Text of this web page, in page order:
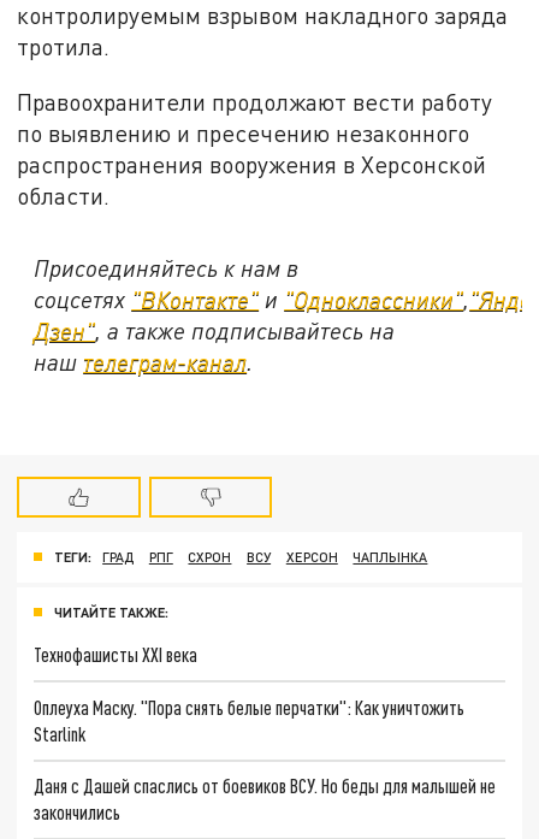
контролируемым взрывом накладного заряда
тротила.
Правоохранители продолжают вести работу
по выявлению и пресечению незаконного
распространения вооружения в Херсонской
области.
Присоединяйтесь к нам в
соцсетях "ВКонтакте" и "Одноклассники"
Дзен" , а также подписывайтесь на
наш телеграм-канал
ТЕГИ: ГРАД РПГ СХРОН ВСУ ХЕРСОН ЧАПЛЫНКА
ЧИТАЙТЕ ТАКЖЕ:
Технофашисты XXI века
Оплеуха Маску. "Пора снять белые перчатки": Как уничтожить
Starlink
Даня с Дашей спаслись от боевиков ВСУ. Но беды для малышей не
закончились